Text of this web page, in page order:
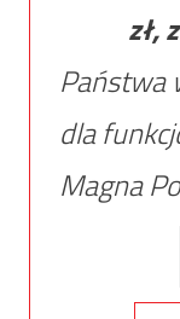
zł,
Państwa
dla
Magna